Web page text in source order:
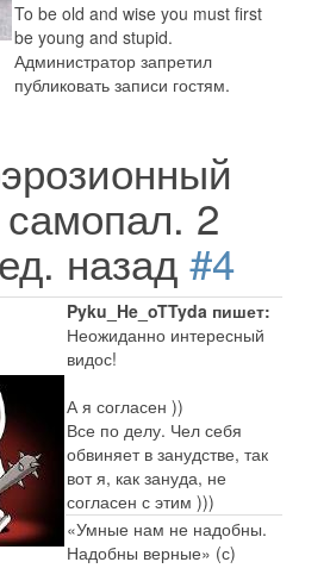
To be old and wise you must first
be young and stupid.
Администратор запретил
публиковать записи гостям.
2
назад #4
Pyku_He_oTTyda пишет:
Неожиданно интересный
видос!
А я согласен ))
Все по делу. Чел себя
обвиняет в занудстве, так
вот я, как зануда, не
согласен с этим )))
«Умные нам не надобны.
Надобны верные» (с)